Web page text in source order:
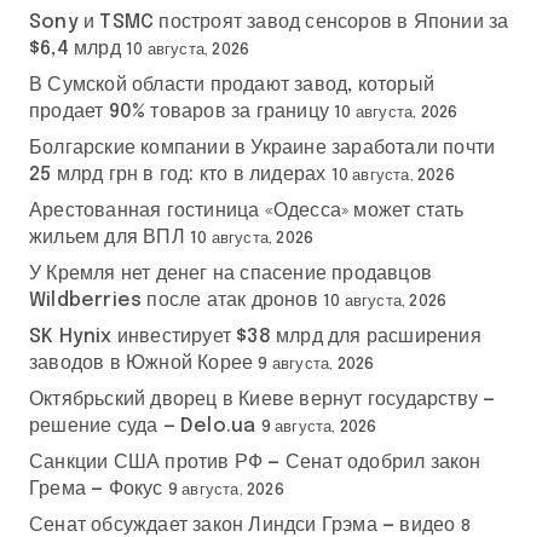
Sony и TSMC построят завод сенсоров в Японии за
$6,4 млрд 10 августа, 2026
В Сумской области продают завод, который
продает 90% товаров за границу 10 августа, 2026
Болгарские компании в Украине заработали почти
25 млрд грн в год: кто в лидерах 10 августа, 2026
Арестованная гостиница «Одесса» может стать
жильем для ВПЛ
10 августа, 2026
У Кремля нет денег на спасение продавцов
Wildberries после атак дронов 10 августа, 2026
SK Hynix инвестирует $38 млрд для расширения
заводов в Южной Корее 9 августа, 2026
Октябрьский дворец в Киеве вернут государству —
решение суда — Delo.ua 9 августа, 2026
Санкции США против РФ — Сенат одобрил закон
Грема — Фокус 9 августа, 2026
Сенат обсуждает закон Линдси Грэма — видео 8